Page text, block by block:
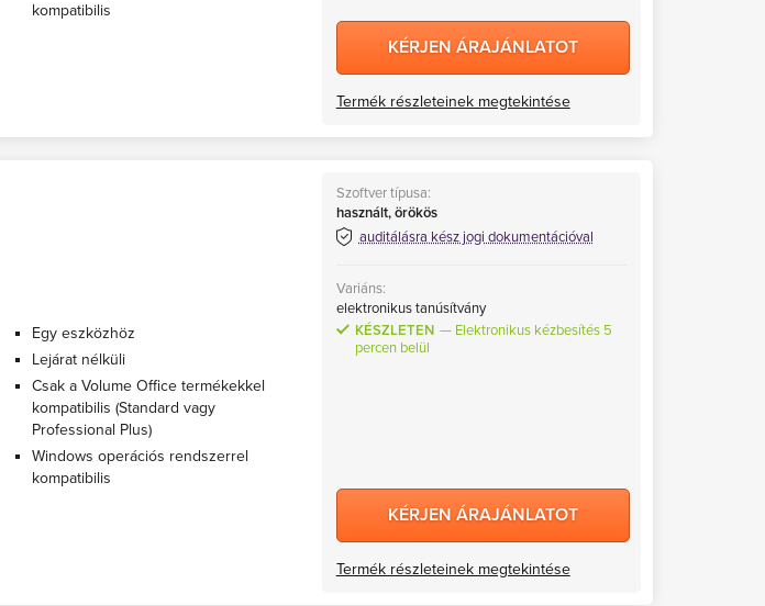
kompatibilis
KÉRJEN ÁRAJÁNLATOT
Termék részleteinek megtekintése
Egy eszközhöz
Lejárat nélküli
Csak a Volume Office termékekkel
kompatibilis (Standard vagy
Professional Plus)
Windows operációs rendszerrel
kompatibilis
Szoftver típusa:
használt, örökös
auditálásra kész jogi dokumentációval
Variáns:
elektronikus tanúsítvány
KÉSZLETEN
Elektronikus kézbesítés 5
percen belül
KÉRJEN ÁRAJÁNLATOT
Termék részleteinek megtekintése